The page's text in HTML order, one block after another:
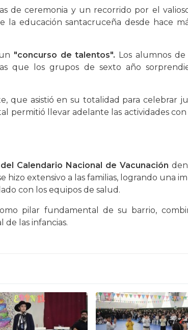
de ceremonia y un recorrido por el
educación santacruceña desde hace
"concurso de talentos". Los alumnos
que los grupos de sexto año
que asistió en su totalidad para celebrar
permitió llevar adelante las actividades
del Calendario Nacional de Vacunación
hizo extensivo a las familias, logrando una
con los equipos de salud.
pilar fundamental de su barrio,
las infancias.